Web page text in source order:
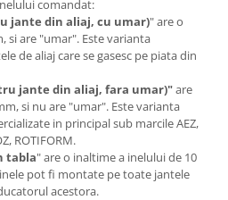
comandat:
jante din aliaj, cu umar)" are o
si are "umar". Este varianta
de aliaj care se gasesc pe piata din
jante din aliaj, fara umar)"are
si nu are "umar". Este varianta
in principal sub marcile AEZ,
ROTIFORM.
tabla" are o inaltime a inelului de 10
pot fi montate pe toate jantele
acestora.